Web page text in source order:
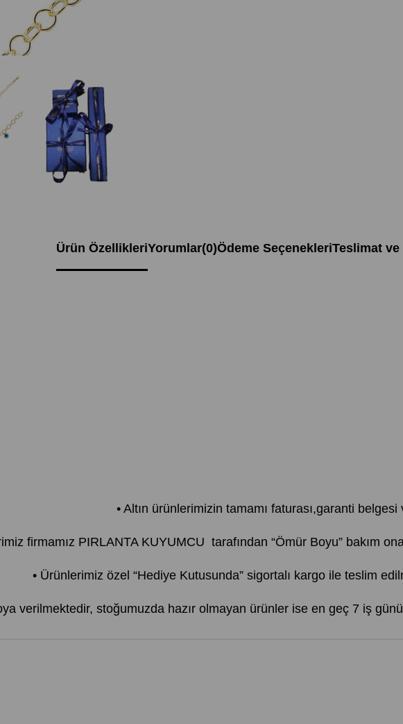
Ürün ÖzellikleriYorumlar(0)Ödeme SeçenekleriTeslimat ve
• Altın ürünlerimizin tamamı faturası,garanti
firmamız PIRLANTA KUYUMCU tarafından “Ömür Boyu” bakım
• Ürünlerimiz özel “Hediye Kutusunda” sigortalı kargo ile teslim
verilmektedir, stoğumuzda hazır olmayan ürünler ise en geç 7 iş